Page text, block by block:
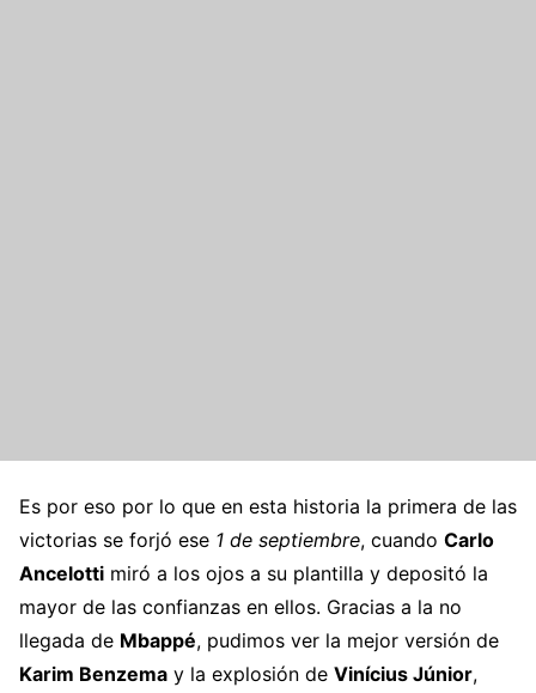
Es por eso por lo que en esta historia la primera de las
victorias se forjó ese 1 de septiembre, cuando Carlo
Ancelotti miró a los ojos a su plantilla y depositó la
mayor de las confianzas en ellos. Gracias a la no
llegada de Mbappé, pudimos ver la mejor versión de
Karim Benzema y la explosión de Vinícius Júnior,